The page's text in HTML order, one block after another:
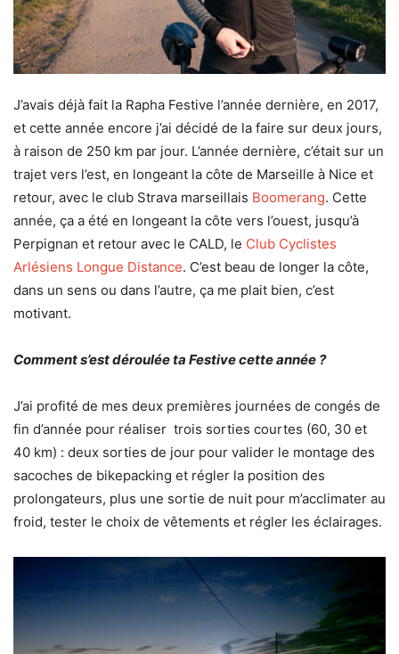
J’avais déjà fait la Rapha Festive l’année dernière, en 2017,
et cette année encore j’ai décidé de la faire sur deux jours,
à raison de 250 km par jour. L’année dernière, c’était sur un
trajet vers l’est, en longeant la côte de Marseille à Nice et
retour, avec le club Strava marseillais Boomerang. Cette
année, ça a été en longeant la côte vers l’ouest, jusqu’à
Perpignan et retour avec le CALD, le Club Cyclistes
Arlésiens Longue Distance. C’est beau de longer la côte,
dans un sens ou dans l’autre, ça me plait bien, c’est
motivant.
Comment s’est déroulée ta Festive cette année ?
J’ai profité de mes deux premières journées de congés de
fin d’année pour réaliser trois sorties courtes (60, 30 et
40 km) : deux sorties de jour pour valider le montage des
sacoches de bikepacking et régler la position des
prolongateurs, plus une sortie de nuit pour m’acclimater au
froid, tester le choix de vêtements et régler les éclairages.